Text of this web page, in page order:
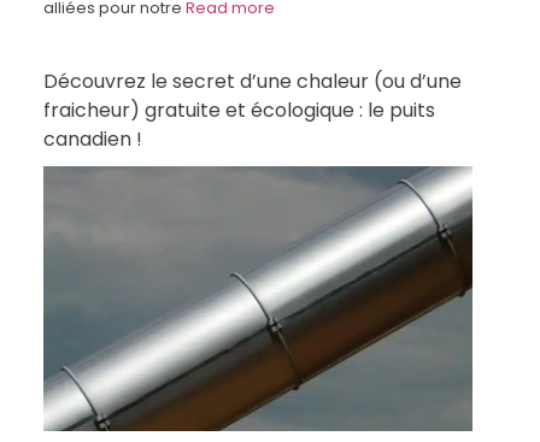
alliées pour notre Read more
Découvrez le secret d’une chaleur (ou d’une
fraicheur) gratuite et écologique : le puits
canadien !